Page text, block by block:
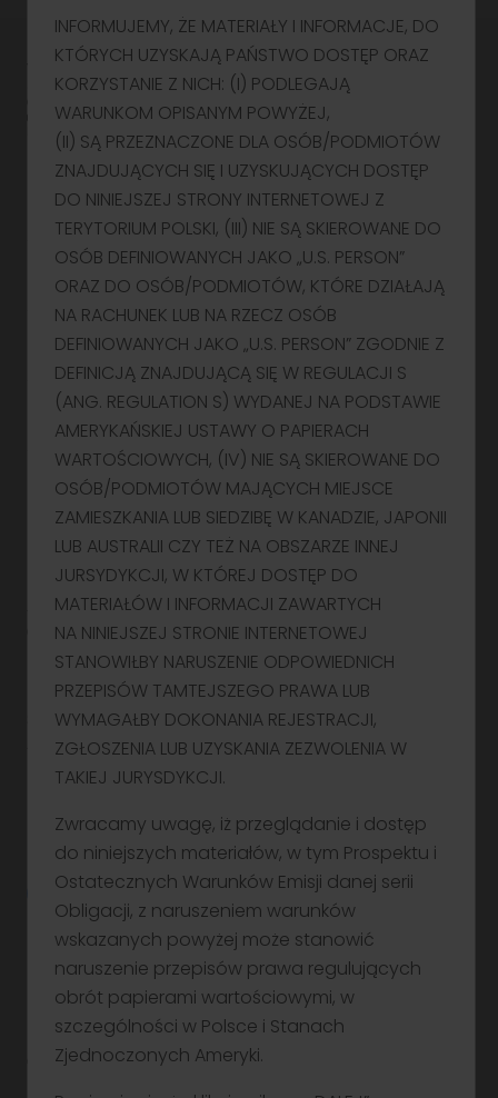
INFORMUJEMY, ŻE MATERIAŁY I INFORMACJE, DO
KTÓRYCH UZYSKAJĄ PAŃSTWO DOSTĘP ORAZ
KORZYSTANIE Z NICH: (I) PODLEGAJĄ
WARUNKOM OPISANYM POWYŻEJ,
(II) SĄ PRZEZNACZONE DLA OSÓB/PODMIOTÓW
ZNAJDUJĄCYCH SIĘ I UZYSKUJĄCYCH DOSTĘP
DO NINIEJSZEJ STRONY INTERNETOWEJ Z
TERYTORIUM POLSKI, (III) NIE SĄ SKIEROWANE DO
OSÓB DEFINIOWANYCH JAKO „U.S. PERSON”
ORAZ DO OSÓB/PODMIOTÓW, KTÓRE DZIAŁAJĄ
NA RACHUNEK LUB NA RZECZ OSÓB
DEFINIOWANYCH JAKO „U.S. PERSON” ZGODNIE Z
DEFINICJĄ ZNAJDUJĄCĄ SIĘ W REGULACJI S
(ANG. REGULATION S) WYDANEJ NA PODSTAWIE
AMERYKAŃSKIEJ USTAWY O PAPIERACH
WARTOŚCIOWYCH, (IV) NIE SĄ SKIEROWANE DO
OSÓB/PODMIOTÓW MAJĄCYCH MIEJSCE
ZAMIESZKANIA LUB SIEDZIBĘ W KANADZIE, JAPONII
LUB AUSTRALII CZY TEŻ NA OBSZARZE INNEJ
JURSYDYKCJI, W KTÓREJ DOSTĘP DO
MATERIAŁÓW I INFORMACJI ZAWARTYCH
NA NINIEJSZEJ STRONIE INTERNETOWEJ
STANOWIŁBY NARUSZENIE ODPOWIEDNICH
PRZEPISÓW TAMTEJSZEGO PRAWA LUB
WYMAGAŁBY DOKONANIA REJESTRACJI,
ZGŁOSZENIA LUB UZYSKANIA ZEZWOLENIA W
TAKIEJ JURYSDYKCJI.
Zwracamy uwagę, iż przeglądanie i dostęp
do niniejszych materiałów, w tym Prospektu i
Ostatecznych Warunków Emisji danej serii
Obligacji, z naruszeniem warunków
wskazanych powyżej może stanowić
naruszenie przepisów prawa regulujących
obrót papierami wartościowymi, w
szczególności w Polsce i Stanach
Zjednoczonych Ameryki.
Siedziba Spółki (Centrala w Warszawie)
Prosta 67
Budynek Skyliner, 13 piętro
tel: 22 244 13 03
e-mail: biuro@noblesecurities.pl
Centrala Spółki w Krakowie
ul. Królewska 57
30-081 Kraków
tel: 12 422 31 00
NIP: 6760108427KRS: 0000018651
Zgłoś uwagę do strony
Dla klienta
Przydatne linki
Informacje prawne
O Noble Securities
Przed każdorazowym korzystaniem z Serwisu www.noblesecurities.pl
należy zapoznać się z Regulaminem Serwisu. Wszelkie prawa
zastrzeżone |Regulamin Serwisu
Noble Securities Spółka Akcyjna z siedzibą w Warszawie, ul. Prosta
67, 00-838 Warszawa, wpisana do rejestru przedsiębiorców Krajowego
dla m. st. Warszawy w Warszawie, XIII Wydział Gospodarczy Krajowego
zakładowym w wysokości 3.494.747 zł (w pełni wpłacony), REGON: